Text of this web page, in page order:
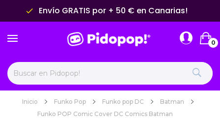
done Envío GRATIS por + 50 € en Canarias!
0
Inicio Funko Pop Funko pop DC
Batman
Funko POP Comic Cover DC Comics Batman